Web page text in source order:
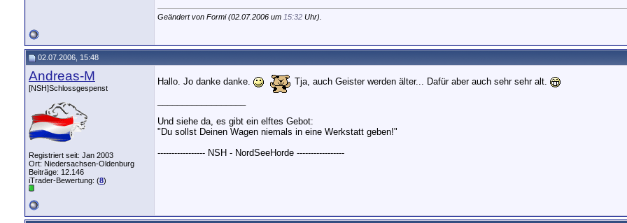
Geändert von Formi (02.07.2006 um 15:32 Uhr).
02.07.2006, 15:48
Andreas-M
[NSH]Schlossgespenst
Registriert seit: Jan 2003
Ort: Niedersachsen-Oldenburg
Beiträge: 12.146
iTrader-Bewertung: (8)
Hallo. Jo danke danke.
Tja, auch Geister werden älter... Dafür aber auch sehr sehr alt.
Und siehe da, es gibt ein elftes Gebot:
"Du sollst Deinen Wagen niemals in eine Werkstatt geben!"
----------------- NSH - NordSeeHorde -----------------